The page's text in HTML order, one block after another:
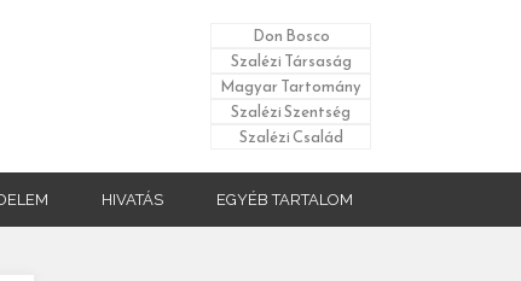
Don Bosco
Szalézi Társaság
Magyar Tartomány
Szalézi Szentség
Szalézi Család
HIVATÁS EGYÉB TARTALOM